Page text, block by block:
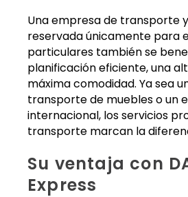
Una empresa de transporte
reservada únicamente para
particulares también se
planificación eficiente, una
máxima comodidad. Ya sea
transporte de muebles o un
internacional, los servicios
transporte marcan la
Su ventaja con
Express